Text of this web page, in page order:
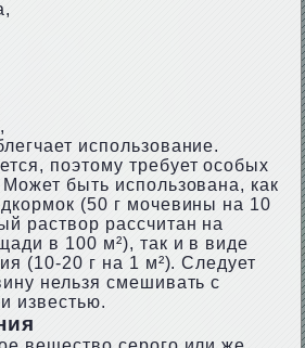
использование.
поэтому требует особых
быть использована, как
(50 г мочевины на 10
раствор рассчитан на
в 100 м²), так и в виде
(10-20 г на 1 м²). Следует
нельзя смешивать с
известью.